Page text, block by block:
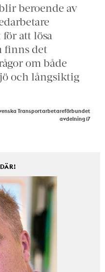
beroende av
att lösa
finns det
om både
och långsiktig
Transportarbetareförbundet
avdelning 17